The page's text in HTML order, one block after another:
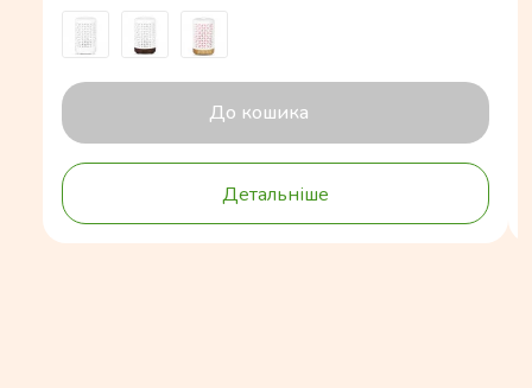
До кошика
Детальніше